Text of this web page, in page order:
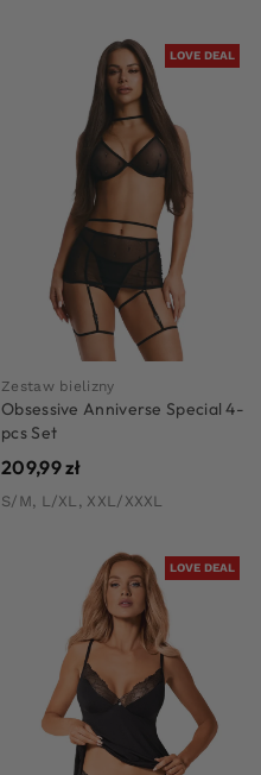
LOVE DEAL
Zestaw bielizny
Obsessive Anniverse Special 4-
pcs Set
209,99zł
S/M, L/XL, XXL/XXXL
LOVE DEAL